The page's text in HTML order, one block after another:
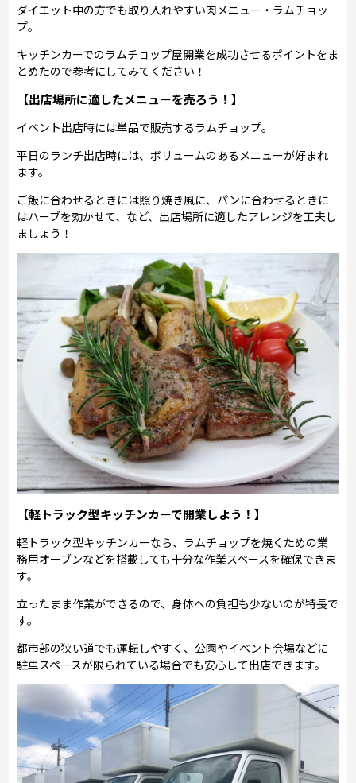
ダイエット中の方でも取り入れやすい肉メニュー・ラムチョッ
プ。
キッチンカーでのラムチョップ屋開業を成功させるポイントをま
とめたので参考にしてみてください！
【出店場所に適したメニューを売ろう！】
イベント出店時には単品で販売するラムチョップ。
平日のランチ出店時には、ボリュームのあるメニューが好まれ
ます。
ご飯に合わせるときには照り焼き風に、パンに合わせるときに
はハーブを効かせて、など、出店場所に適したアレンジを工夫し
ましょう！
【軽トラック型キッチンカーで開業しよう！】
軽トラック型キッチンカーなら、ラムチョップを焼くための業
務用オーブンなどを搭載しても十分な作業スペースを確保できま
す。
立ったまま作業ができるので、身体への負担も少ないのが特長で
す。
都市部の狭い道でも運転しやすく、公園やイベント会場などに
駐車スペースが限られている場合でも安心して出店できます。